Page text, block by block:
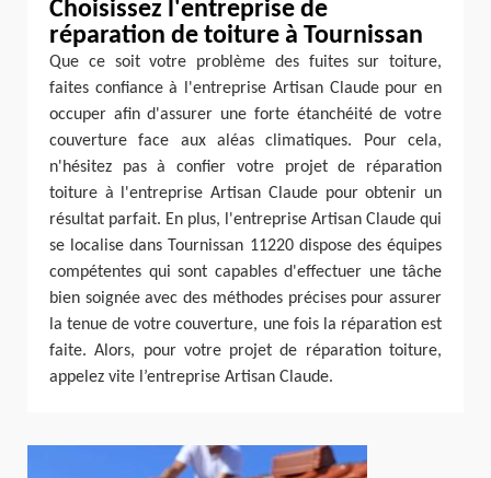
Choisissez l'entreprise de
réparation de toiture à Tournissan
Que ce soit votre problème des fuites sur toiture,
faites confiance à l'entreprise Artisan Claude pour en
occuper afin d'assurer une forte étanchéité de votre
couverture face aux aléas climatiques. Pour cela,
n'hésitez pas à confier votre projet de réparation
toiture à l'entreprise Artisan Claude pour obtenir un
résultat parfait. En plus, l'entreprise Artisan Claude qui
se localise dans Tournissan 11220 dispose des équipes
compétentes qui sont capables d'effectuer une tâche
bien soignée avec des méthodes précises pour assurer
la tenue de votre couverture, une fois la réparation est
faite. Alors, pour votre projet de réparation toiture,
appelez vite l’entreprise Artisan Claude.